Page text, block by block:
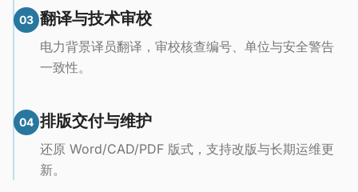
03 翻译与技术审校
电力背景译员翻译，审校核查编号、单位与安全警告
一致性。
04 排版交付与维护
还原 Word/CAD/PDF 版式，支持改版与长期运维更
新。